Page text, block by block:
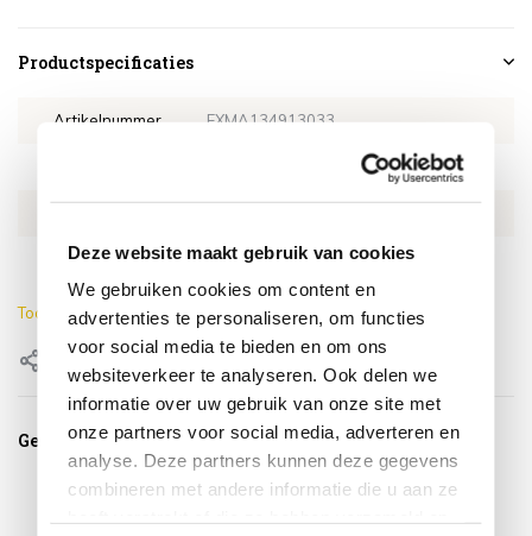
Deze website maakt gebruik van cookies
We gebruiken cookies om content en
advertenties te personaliseren, om functies
voor social media te bieden en om ons
websiteverkeer te analyseren. Ook delen we
informatie over uw gebruik van onze site met
onze partners voor social media, adverteren en
analyse. Deze partners kunnen deze gegevens
combineren met andere informatie die u aan ze
Productspecificaties
Artikelnummer EXMA134913033
Kleur Bruin
Toon meer
Gerelateerde producten